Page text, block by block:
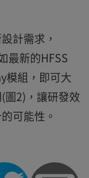
計需求，
最新的HFSS
模組，即可大
圖2)，讓研發效
可能性。